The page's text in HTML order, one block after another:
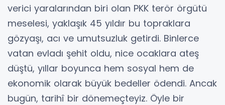
verici yaralarından biri olan PKK terör örgütü
meselesi, yaklaşık 45 yıldır bu topraklara
gözyaşı, acı ve umutsuzluk getirdi. Binlerce
vatan evladı şehit oldu, nice ocaklara ateş
düştü, yıllar boyunca hem sosyal hem de
ekonomik olarak büyük bedeller ödendi. Ancak
bugün, tarihî bir dönemeçteyiz. Öyle bir